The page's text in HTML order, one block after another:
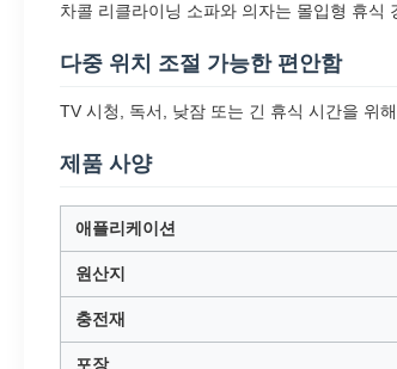
차콜 리클라이닝 소파와 의자는 몰입형 휴식
다중 위치 조절 가능한 편안함
TV 시청, 독서, 낮잠 또는 긴 휴식 시간을 위
제품 사양
애플리케이션
원산지
충전재
포장